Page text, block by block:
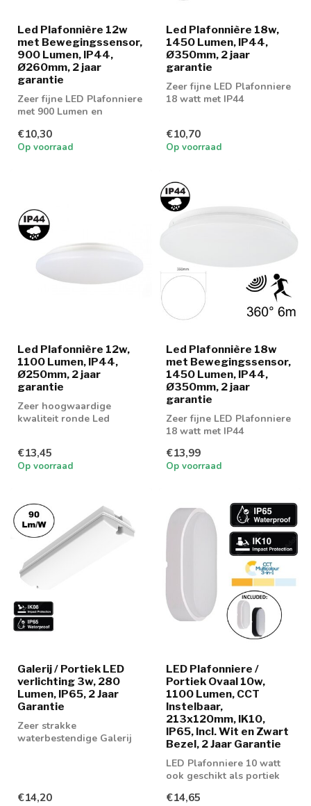
Led Plafonnière 12w
met Bewegingssensor,
900 Lumen, IP44,
Ø260mm, 2 jaar
garantie
Zeer fijne LED Plafonniere
met 900 Lumen en
bewegingssensor
€10,30
Op voorraad
Led Plafonnière 18w,
1450 Lumen, IP44,
Ø350mm, 2 jaar
garantie
Zeer fijne LED Plafonniere
18 watt met IP44
€10,70
Op voorraad
Led Plafonnière 12w,
1100 Lumen, IP44,
Ø250mm, 2 jaar
garantie
Zeer hoogwaardige
kwaliteit ronde Led
€13,45
Op voorraad
Led Plafonnière 18w
met Bewegingssensor,
1450 Lumen, IP44,
Ø350mm, 2 jaar
garantie
Zeer fijne LED Plafonniere
18 watt met IP44
bewegingssensor
€13,99
Op voorraad
Galerij / Portiek LED
verlichting 3w, 280
Lumen, IP65, 2 Jaar
Garantie
Zeer strakke
waterbestendige Galerij
€14,20
LED Plafonniere /
Portiek Ovaal 10w,
1100 Lumen, CCT
Instelbaar,
213x120mm, IK10,
IP65, Incl. Wit en Zwart
Bezel, 2 Jaar Garantie
LED Plafonniere 10 watt
ook geschikt als portiek
€14,65